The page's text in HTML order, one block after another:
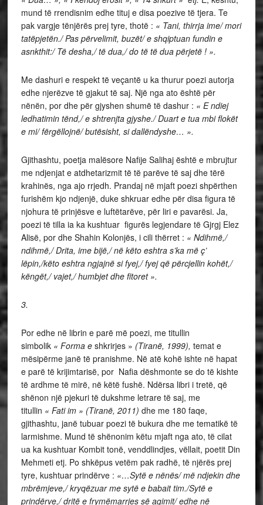
mund të rrendisnim edhe tituj e disa poezive të tjera. Te
pak vargje tënjërës prej tyre, thotë : « Tani, thirrja ime/ mori
tatëpjetën./ Pas përvelimit, buzët/ e shqiptuan fundin e
asnkthit:/ Të desha,/ të dua,/ do të të dua përjetë ! ».
Me dashuri e respekt të veçantë u ka thurur poezi autorja
edhe njerëzve të gjakut të saj. Një nga ato është për
nënën, por dhe për gjyshen shumë të dashur : « E ndiej
ledhatimin tënd,/ e shtrenjta gjyshe./ Duart e tua mbi flokët
e mi/ fërgëllojnë/ butësisht, si dallëndyshe… ».
Gjithashtu, poetja malësore Nafije Salihaj është e mbrujtur
me ndjenjat e atdhetarizmit të të parëve të saj dhe tërë
krahinës, nga ajo rrjedh. Prandaj në mjaft poezi shpërthen
furishëm kjo ndjenjë, duke shkruar edhe për disa figura të
njohura të prinjësve e luftëtarëve, për liri e pavarësi. Ja,
poezi të tilla ia ka kushtuar figurës legjendare të Gjrgj Elez
Alisë, por dhe Shahin Kolonjës, i cili thërret : « Ndihmë,/
ndihmë,/ Drita, ime bijë,/ në këto eshtra s’ka më ç’
lëpin,/këto eshtra ngjajnë si fyej,/ fyej që përcjellin kohët,/
këngët,/ vajet,/ humbjet dhe fitoret ».
3.
Por edhe në librin e parë më poezi, me titullin
simbolik « Forma eshkrirjes » (Tiranë, 1999), temat e
mësipërme janë të pranishme. Në atë kohë ishte në hapat
e parë të krijimtarisë, por Nafia dëshmonte se do të kishte
të ardhme të mirë, në këtë fushë. Ndërsa libri i tretë, që
shënon një pjekuri të dukshme letrare të saj, me
titullin « Fati im » (Tiranë, 2011) dhe me 180 faqe,
gjithashtu, janë tubuar poezi të bukura dhe me tematikë të
larmishme. Mund të shënonim këtu mjaft nga ato, të cilat
ua ka kushtuar Kombit tonë, venddlindjes, vëllait, poetit Din
Mehmeti etj. Po shkëpus vetëm pak radhë, të njërës prej
tyre, kushtuar prindërve : «…Sytë e nënës/ më ndjekin dhe
mbrëmjeve,/ kryqëzuar me sytë e babait tim./Sytë e
prindërve,/ dritë e frymëmarrjes së agimit/ edhe në